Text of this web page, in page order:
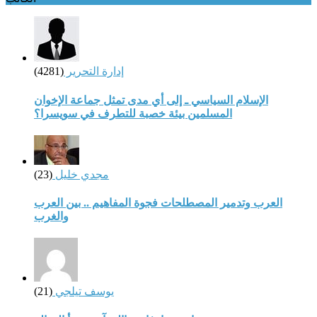
إدارة التحرير (4281)
الإسلام السياسي ـ إلى أي مدى تمثل جماعة الإخوان
المسلمين بيئة خصبة للتطرف في سويسرا؟
مجدي خليل (23)
العرب وتدمير المصطلحات فجوة المفاهيم .. بين العرب
والغرب
يوسف تيلجي (21)